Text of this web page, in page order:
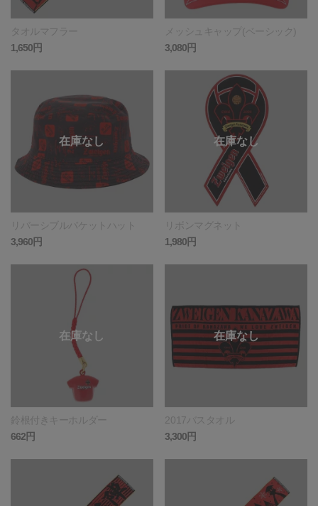
タオルマフラー
1,650円
メッシュキャップ(ベーシック)
3,080円
リバーシブルバケットハット
3,960円
リボンマグネット
1,980円
鈴根付きキーホルダー
662円
2017バスタオル
3,300円